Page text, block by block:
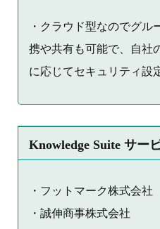
・クラウド型なのでグル
携や共有も可能で、自社
に応じてセキュリティ設
Knowledge Suite サー
・フットマーク株式会社
・誠伸商事株式会社